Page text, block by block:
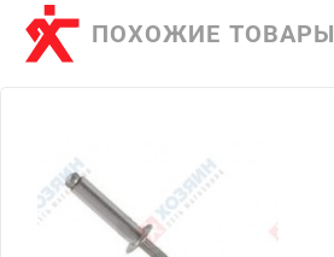
ПОХОЖИЕ ТОВАРЫ